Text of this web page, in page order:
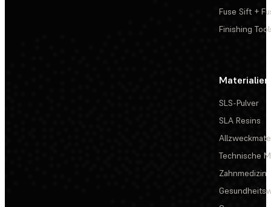
Fuse Sift +
Finishing
Materialien
SLS-Pulver
SLA Resins
Technische
Zahnmedizin